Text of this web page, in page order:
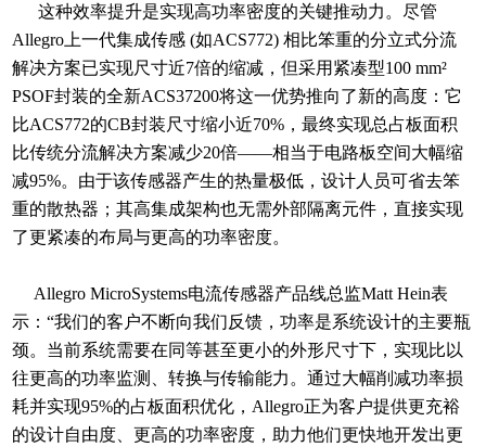
这种效率提升是实现高功率密度的关键推动力。尽管
Allegro上一代集成传感 (如ACS772) 相比笨重的分立式分流
解决方案已实现尺寸近7倍的缩减，但采用紧凑型100 mm²
PSOF封装的全新ACS37200将这一优势推向了新的高度：它
比ACS772的CB封装尺寸缩小近70%，最终实现总占板面积
比传统分流解决方案减少20倍——相当于电路板空间大幅缩
减95%。由于该传感器产生的热量极低，设计人员可省去笨
重的散热器；其高集成架构也无需外部隔离元件，直接实现
了更紧凑的布局与更高的功率密度。
Allegro MicroSystems电流传感器产品线总监Matt Hein表
示：“我们的客户不断向我们反馈，功率是系统设计的主要瓶
颈。当前系统需要在同等甚至更小的外形尺寸下，实现比以
往更高的功率监测、转换与传输能力。通过大幅削减功率损
耗并实现95%的占板面积优化，Allegro正为客户提供更充裕
的设计自由度、更高的功率密度，助力他们更快地开发出更